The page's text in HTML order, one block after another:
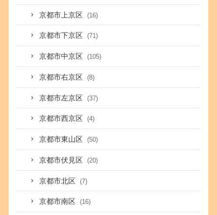
京都市上京区 (16)
京都市下京区 (71)
京都市中京区 (105)
京都市右京区 (8)
京都市左京区 (37)
京都市西京区 (4)
京都市東山区 (50)
京都市伏見区 (20)
京都市北区 (7)
京都市南区 (16)